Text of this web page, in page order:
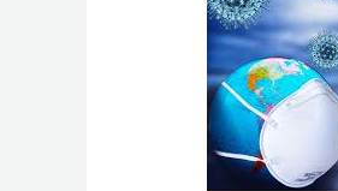
pandemias
necesitamos?